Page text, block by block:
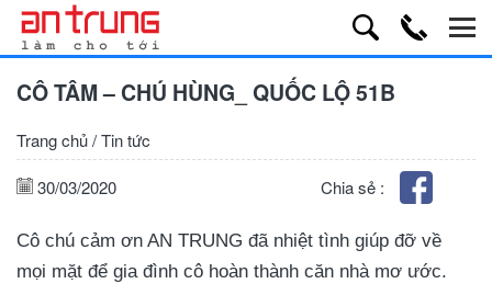
CÔ TÂM – CHÚ HÙNG_ QUỐC LỘ 51B
Trang chủ/Tin tức
Chia sẻ :
30/03/2020
Cô chú cảm ơn AN TRUNG đã nhiệt tình giúp đỡ về
mọi mặt để gia đình cô hoàn thành căn nhà mơ ước.